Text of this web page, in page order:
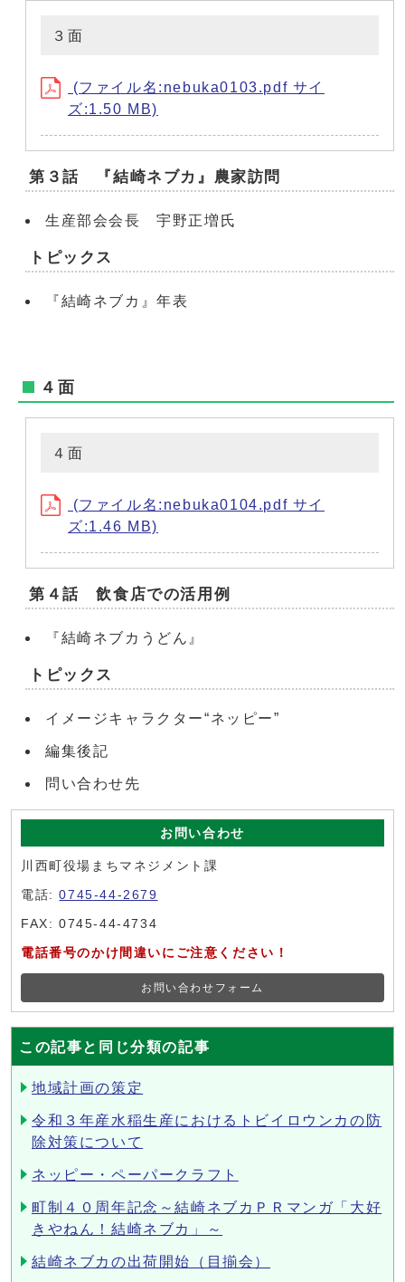
３面
(ファイル名:nebuka0103.pdf サイ
ズ:1.50 MB)
第３話 『結崎ネブカ』農家訪問
生産部会会長 宇野正増氏
トピックス
『結崎ネブカ』年表
４面
４面
(ファイル名:nebuka0104.pdf サイ
ズ:1.46 MB)
第４話 飲食店での活用例
『結崎ネブカうどん』
トピックス
イメージキャラクター“ネッピー”
編集後記
問い合わせ先
お問い合わせ
川西町役場まちマネジメント課
電話:0745-44-2679
FAX: 0745-44-4734
電話番号のかけ間違いにご注意ください！
お問い合わせフォーム
この記事と同じ分類の記事
地域計画の策定
令和３年産水稲生産におけるトビイロウンカの防
除対策について
ネッピー・ペーパークラフト
町制４０周年記念～結崎ネブカＰＲマンガ「大好
きやねん！結崎ネブカ」～
結崎ネブカの出荷開始（目揃会）